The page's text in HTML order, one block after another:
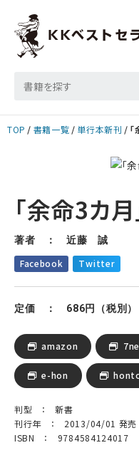
TOP 書籍一覧 単行本新刊
「余命3カ
著者 ： 近藤 誠
Facebook Twitter
定価 ： 686円（税別）
amazon
e-hon
判型 ： 新書
刊行年 ： 2013/04/01 発売
ISBN ： 9784584124017